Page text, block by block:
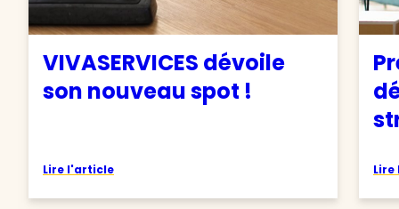
VIVASERVICES dévoile
son nouveau spot !
Lire l'article